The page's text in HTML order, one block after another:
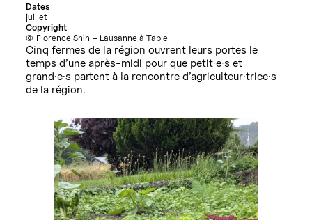
Dates
juillet
Copyright
Florence Shih – Lausanne à Table
Cinq fermes de la région ouvrent leurs portes le
temps d’une après-midi pour que petit·e·s et
grand·e·s partent à la rencontre d’agriculteur·trice·s
de la région.